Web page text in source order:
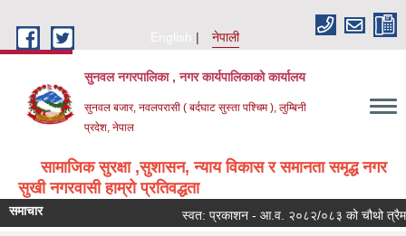
English
नेपाली
सुनवल नगरपालिका , नगर कार्यपालिकाको कार्यालय
सुनवल बजार, नवलपरासी ( बर्दघाट सुस्ता पश्चिम ), लुम्बिनी
प्रदेश, नेपाल
सामाजिक सुरक्षा ,सुशासन, न्याय विकास र समानता समृद्ध नगर
सुखी नगरवासी हाम्रो प्रतिवद्धता
समाचार स्वत: प्रकाशन - आ.व. २०८२/०८३ को चौथो